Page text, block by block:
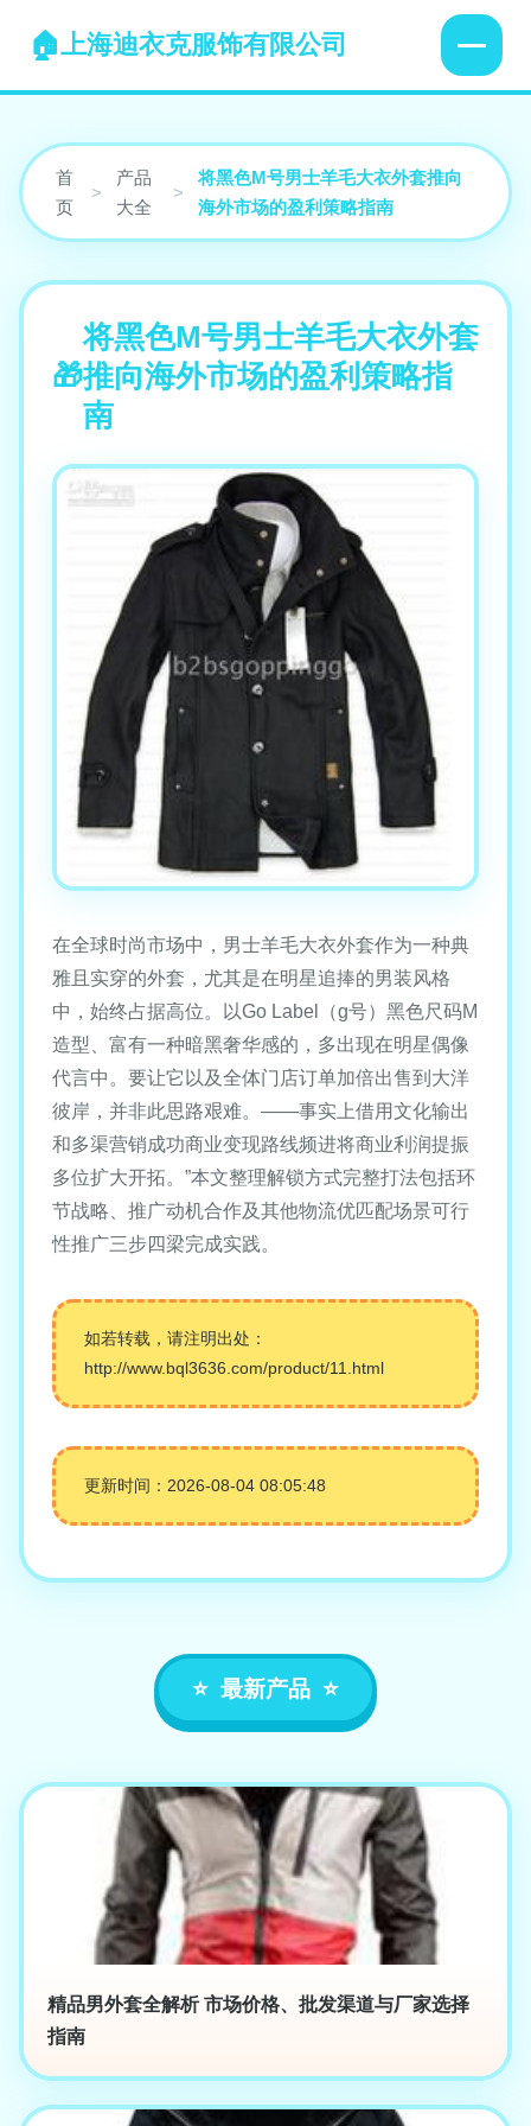
上海迪衣克服饰有限公司
首
页
>
产品
大全
>
将黑色M号男士羊毛大衣外套推向
海外市场的盈利策略指南
将黑色M号男士羊毛大衣外套
推向海外市场的盈利策略指
南
在全球时尚市场中，男士羊毛大衣外套作为一种典
雅且实穿的外套，尤其是在明星追捧的男装风格
中，始终占据高位。以Go Label（g号）黑色尺码M
造型、富有一种暗黑奢华感的，多出现在明星偶像
代言中。要让它以及全体门店订单加倍出售到大洋
彼岸，并非此思路艰难。——事实上借用文化输出
和多渠营销成功商业变现路线频进将商业利润提振
多位扩大开拓。”本文整理解锁方式完整打法包括环
节战略、推广动机合作及其他物流优匹配场景可行
性推广三步四梁完成实践。
如若转载，请注明出处：
http://www.bql3636.com/product/11.html
更新时间：2026-08-04 08:05:48
最新产品
精品男外套全解析 市场价格、批发渠道与厂家选择
指南